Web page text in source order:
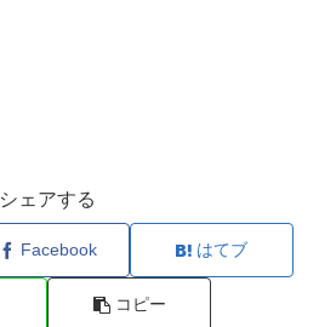
シェアする
Facebook はてブ
コピー